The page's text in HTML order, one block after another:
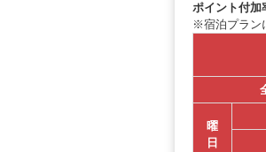
ポイント付加
※宿泊プラン
曜
日